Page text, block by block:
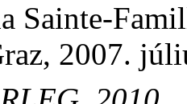
Sainte-
2007.